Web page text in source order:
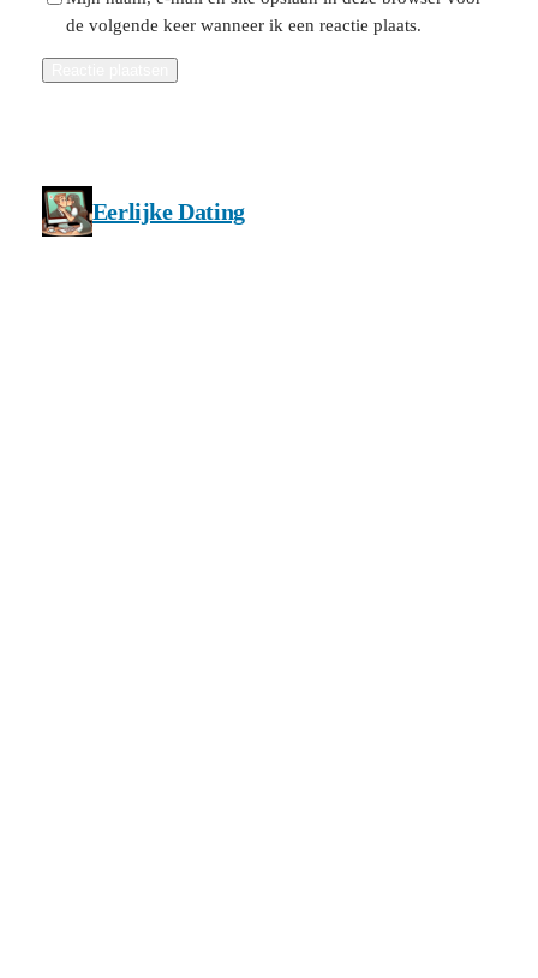
de volgende keer wanneer ik een reactie plaats.
Eerlijke Dating